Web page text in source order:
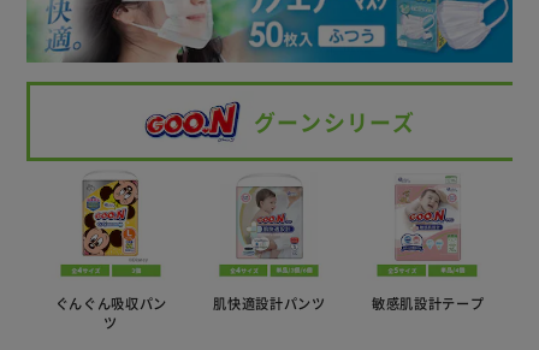
グーンシリーズ
ぐんぐん吸収パン
ツ
肌快適設計パンツ 敏感肌設計テープ